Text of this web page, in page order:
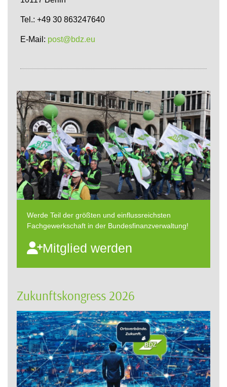
Tel.: +49 30 863247640
E-Mail: post@bdz.eu
Werde Teil der größten und einflussreichsten
Fachgewerkschaft in der Bundesfinanzverwaltung!
Mitglied werden
Zukunftskongress 2026